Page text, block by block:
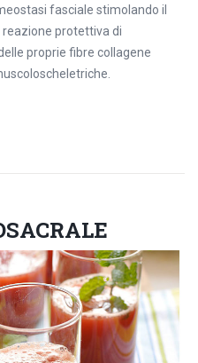
fasciale stimolando il
protettiva di
proprie fibre collagene